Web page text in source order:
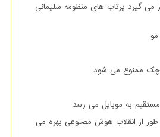
در مدار قرار می گیرد پرتاب های منظومه سلیمانی
چک ممنوع می شود
مستقیم به موبایل می رسد
از انقلاب هوش مصنوعی بهره می